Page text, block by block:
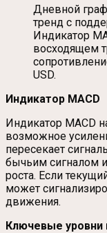
Дневной
тренд с
Индикатор
восходящем
USD.
Индикатор MACD
Индикатор MACD
возможное
пересекает
бычьим сигналом
роста. Если
может
движения.
Ключевые уровни